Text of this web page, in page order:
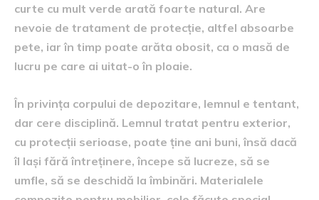
curte cu mult verde arată foarte natural. Are
nevoie de tratament de protecție, altfel absoarbe
pete, iar în timp poate arăta obosit, ca o masă de
lucru pe care ai uitat-o în ploaie.
În privința corpului de depozitare, lemnul e tentant,
dar cere disciplină. Lemnul tratat pentru exterior,
cu protecții serioase, poate ține ani buni, însă dacă
îl lași fără întreținere, începe să lucreze, să se
umfle, să se deschidă la îmbinări. Materialele